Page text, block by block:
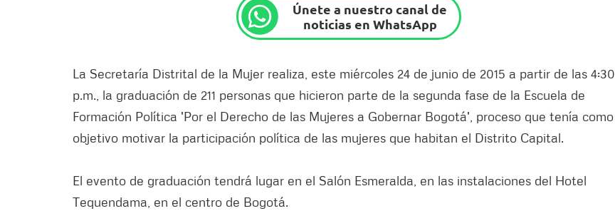
Únete a nuestro canal de
noticias en WhatsApp
La Secretaría Distrital de la Mujer realiza, este miércoles 24 de junio de 2015 a partir de las 4:30
p.m., la graduación de 211 personas que hicieron parte de la segunda fase de la Escuela de
Formación Política 'Por el Derecho de las Mujeres a Gobernar Bogotá', proceso que tenía como
objetivo motivar la participación política de las mujeres que habitan el Distrito Capital.
El evento de graduación tendrá lugar en el Salón Esmeralda, en las instalaciones del Hotel
Tequendama, en el centro de Bogotá.